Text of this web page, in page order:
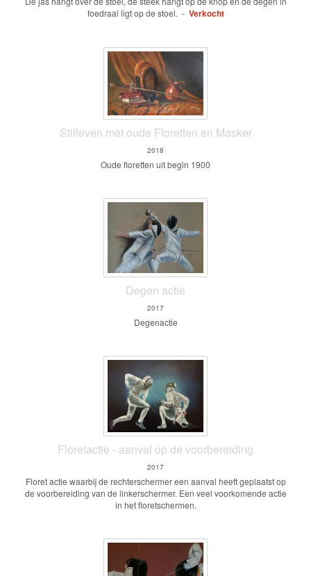
foedraal ligt op de stoel. - Verkocht
Stilleven met oude Floretten en Masker
2018
Oude floretten uit begin 1900
Degen actie
2017
Degenactie
Floretactie - aanval op de voorbereiding
2017
Floret actie waarbij de rechterschermer een aanval heeft geplaatst op
de voorbereiding van de linkerschermer. Een veel voorkomende actie
in het floretschermen.